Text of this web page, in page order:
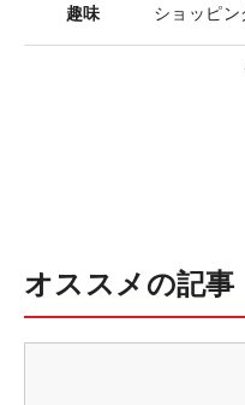
趣味 ショッピン
オススメの記事